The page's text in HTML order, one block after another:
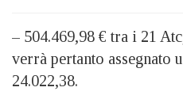
– 504.469,98 € tra i 21
verrà pertanto assegnato
24.022,38.